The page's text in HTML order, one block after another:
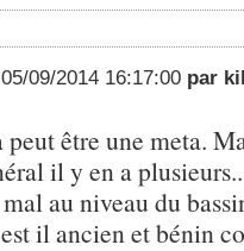
09/2014 16:17:00 par
être une meta.
il y en a
au niveau du
il ancien et bénin